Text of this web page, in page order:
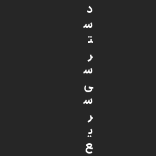
د
س
ت
ر
س
ی
س
ر
ی
ع